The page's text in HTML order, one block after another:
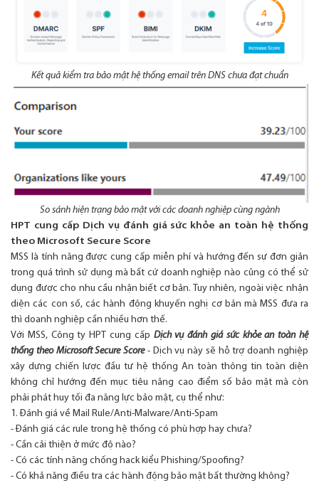
Kết quả kiểm tra bảo mật hệ thống email trên DNS chưa đạt chuẩn
So sánh hiện trạng bảo mật với các doanh nghiệp cùng ngành
HPT cung cấp Dịch vụ đánh giá sức khỏe an toàn hệ thống
theo Microsoft Secure Score
MSS là tính năng được cung cấp miễn phí và hướng đến sự đơn giản
trong quá trình sử dụng mà bất cứ doanh nghiệp nào cũng có thể sử
dụng được cho nhu cầu nhận biết cơ bản. Tuy nhiên, ngoài việc nhận
diện các con số, các hành động khuyến nghị cơ bản mà MSS đưa ra
thì doanh nghiệp cần nhiều hơn thế.
Với MSS, Công ty HPT cung cấp Dịch vụ đánh giá sức khỏe an toàn hệ
thống theo Microsoft Secure Score - Dịch vụ này sẽ hỗ trợ doanh nghiệp
xây dựng chiến lược đầu tư hệ thống An toàn thông tin toàn diện
không chỉ hướng đến mục tiêu nâng cao điểm số bảo mật mà còn
phải phát huy tối đa năng lực bảo mật, cụ thể như:
1. Đánh giá về Mail Rule/Anti-Malware/Anti-Spam
- Đánh giá các rule trong hệ thống có phù hợp hay chưa?
- Cần cải thiện ở mức độ nào?
- Có các tính năng chống hack kiểu Phishing/Spoofing?
- Có khả năng điều tra các hành động bảo mật bất thường không?